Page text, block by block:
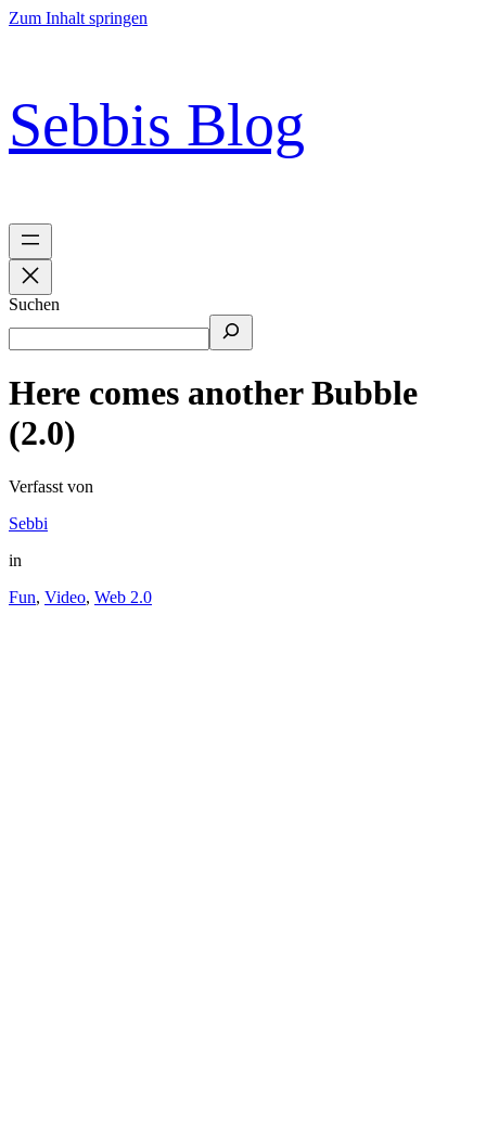
Zum Inhalt springen
Sebbis Blog
Suchen
Here comes another Bubble
(2.0)
Verfasst von
Sebbi
in
Fun, Video, Web 2.0